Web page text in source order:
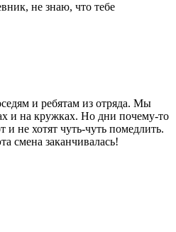
не знаю, что тебе
и ребятам из отряда. Мы
и на кружках. Но дни почему-то
и не хотят чуть-чуть помедлить.
смена заканчивалась!